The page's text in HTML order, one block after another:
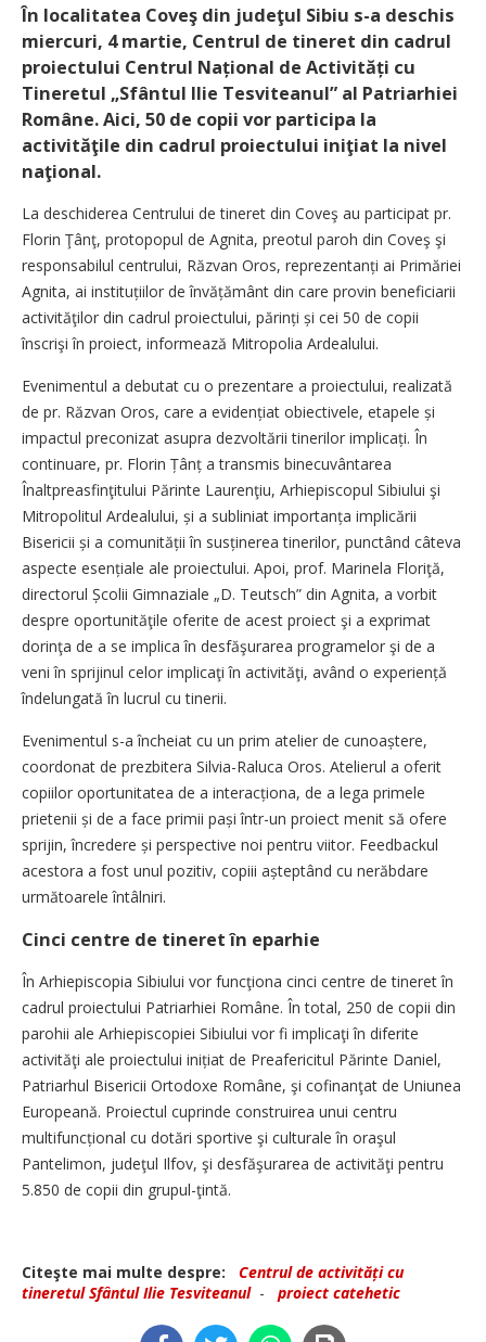
În localitatea Coveş din judeţul Sibiu s-a deschis
miercuri, 4 martie, Centrul de tineret din cadrul
proiectului Centrul Național de Activități cu
Tineretul „Sfântul Ilie Tesviteanul” al Patriarhiei
Române. Aici, 50 de copii vor participa la
activităţile din cadrul proiectului iniţiat la nivel
naţional.
La deschiderea Centrului de tineret din Coveş au participat pr.
Florin Ţânţ, protopopul de Agnita, preotul paroh din Coveş şi
responsabilul centrului, Răzvan Oros, reprezentanți ai Primăriei
Agnita, ai instituțiilor de învățământ din care provin beneficiarii
activităţilor din cadrul proiectului, părinți și cei 50 de copii
înscrişi în proiect, informează Mitropolia Ardealului.
Evenimentul a debutat cu o prezentare a proiectului, realizată
de pr. Răzvan Oros, care a evidențiat obiectivele, etapele și
impactul preconizat asupra dezvoltării tinerilor implicați. În
continuare, pr. Florin Țânț a transmis binecuvântarea
Înaltpreasfinţitului Părinte Laurenţiu, Arhiepiscopul Sibiului şi
Mitropolitul Ardealului, și a subliniat importanța implicării
Bisericii și a comunității în susținerea tinerilor, punctând câteva
aspecte esențiale ale proiectului. Apoi, prof. Marinela Floriţă,
directorul Școlii Gimnaziale „D. Teutsch” din Agnita, a vorbit
despre oportunităţile oferite de acest proiect şi a exprimat
dorinţa de a se implica în desfăşurarea programelor şi de a
veni în sprijinul celor implicaţi în activităţi, având o experiență
îndelungată în lucrul cu tinerii.
Evenimentul s-a încheiat cu un prim atelier de cunoaștere,
coordonat de prezbitera Silvia-Raluca Oros. Atelierul a oferit
copiilor oportunitatea de a interacționa, de a lega primele
prietenii și de a face primii pași într-un proiect menit să ofere
sprijin, încredere și perspective noi pentru viitor. Feedbackul
acestora a fost unul pozitiv, copiii așteptând cu nerăbdare
următoarele întâlniri.
Cinci centre de tineret în eparhie
În Arhiepiscopia Sibiului vor funcţiona cinci centre de tineret în
cadrul proiectului Patriarhiei Române. În total, 250 de copii din
parohii ale Arhiepiscopiei Sibiului vor fi implicaţi în diferite
activităţi ale proiectului inițiat de Preafericitul Părinte Daniel,
Patriarhul Bisericii Ortodoxe Române, şi cofinanţat de Uniunea
Europeană. Proiectul cuprinde construirea unui centru
multifuncțional cu dotări sportive şi culturale în oraşul
Pantelimon, judeţul Ilfov, şi desfăşurarea de activităţi pentru
5.850 de copii din grupul-ţintă.
Citeşte mai multe despre:
Centrul de activități cu
tineretul Sfântul Ilie Tesviteanul- proiect catehetic